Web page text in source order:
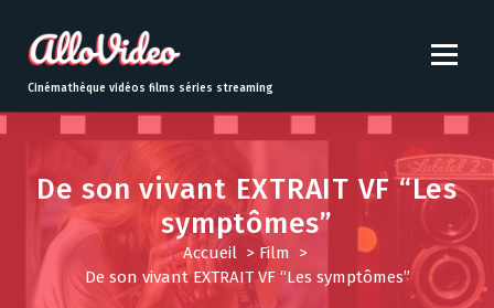
t
o
Cinémathèque vidéos films séries streaming
De son vivant EXTRAIT VF “Les
symptômes”
Accueil> Film >
De son vivant EXTRAIT VF “Les symptômes”